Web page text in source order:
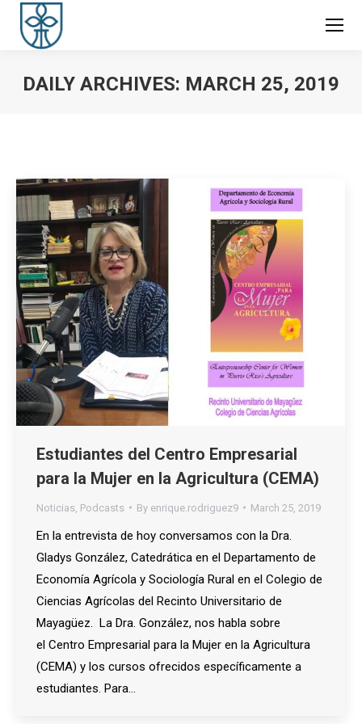
DAILY ARCHIVES: MARCH 25, 2019
Estudiantes del Centro Empresarial
para la Mujer en la Agricultura (CEMA)
Noticias Podcasts By enrique.rodriguez9 March 25, 2019
En la entrevista de hoy conversamos con la Dra.
Gladys González, Catedrática en el Departamento de
Economía Agrícola y Sociología Rural en el Colegio de
Ciencias Agrícolas del Recinto Universitario de
Mayagüez. La Dra. González, nos habla sobre
el Centro Empresarial para la Mujer en la Agricultura
(CEMA) y los cursos ofrecidos específicamente a
estudiantes. Para…